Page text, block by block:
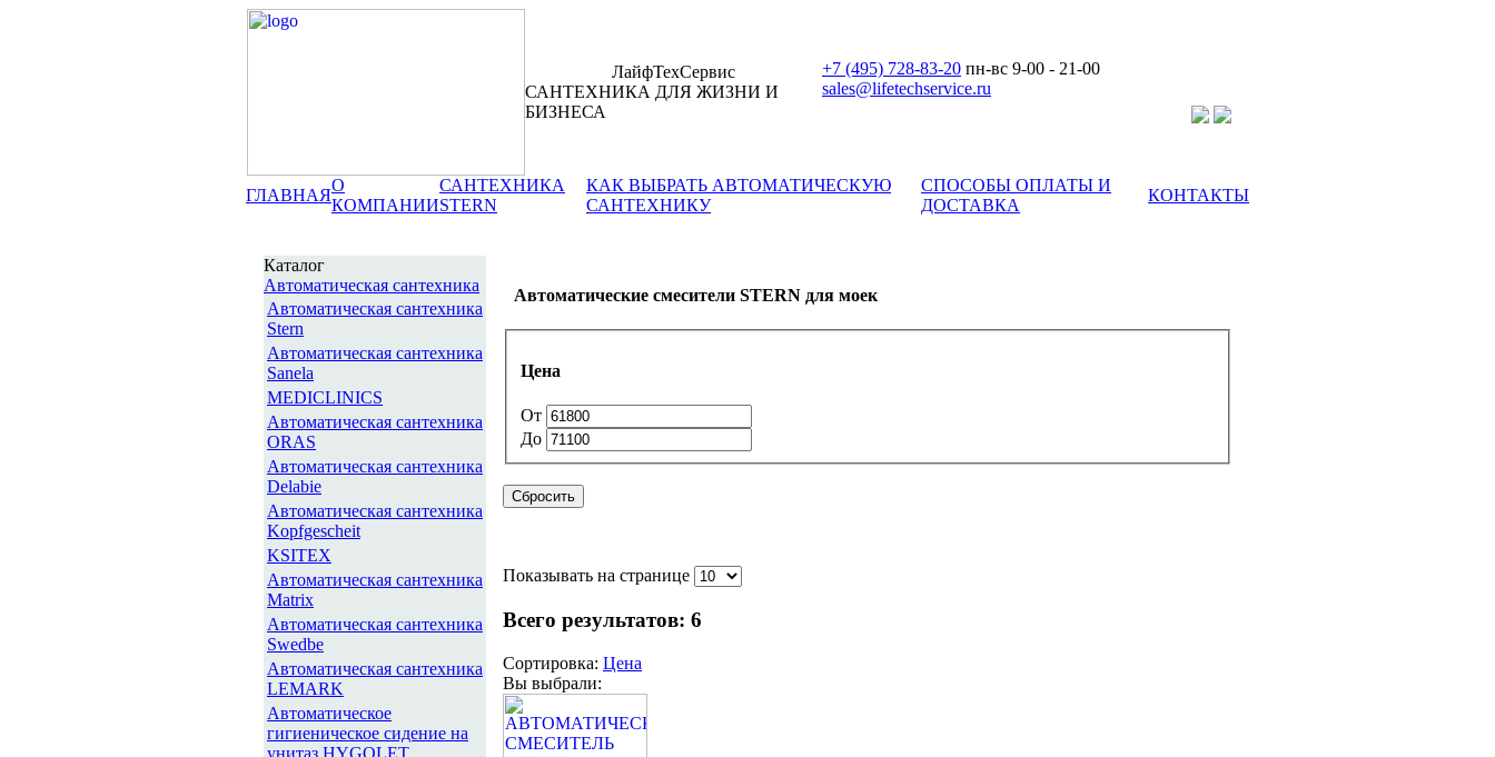
ЛайфТехСервис
САНТЕХНИКА ДЛЯ ЖИЗНИ И
БИЗНЕСА
+7 (495) 728-83-20 пн-вс 9-00 - 21-00
sales@lifetechservice.ru
ГЛАВНАЯ
О
КОМПАНИИ
САНТЕХНИКА
STERN
КАК ВЫБРАТЬ АВТОМАТИЧЕСКУЮ
САНТЕХНИКУ
СПОСОБЫ ОПЛАТЫ И
ДОСТАВКА
КОНТАКТЫ
Каталог
Автоматическая сантехника
Автоматическая сантехника
Stern
Автоматическая сантехника
Sanela
MEDICLINICS
Автоматическая сантехника
ORAS
Автоматическая сантехника
Delabie
Автоматическая сантехника
Kopfgescheit
KSITEX
Автоматическая сантехника
Matrix
Автоматическая сантехника
Swedbe
Автоматическая сантехника
LEMARK
Автоматическое
гигиеническое сидение на
унитаз HYGOLET
Автоматические смесители STERN для моек
Цена
От
До
Сбросить
Показывать на странице
Всего результатов: 6
Сортировка: Цена
Вы выбрали: